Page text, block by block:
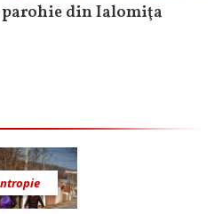
parohie din Ialomiţa